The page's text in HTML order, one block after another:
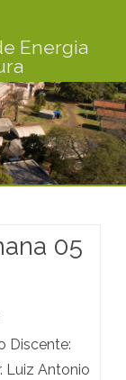
Energia
05
Discente:
Luiz Antonio